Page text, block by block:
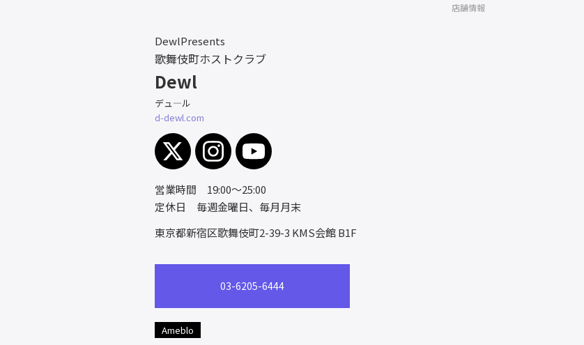
店舗情報
DewlPresents
歌舞伎町ホストクラブ
Dewl
デュ―ル
d-dewl.com
営業時間 19:00～25:00
定休日 毎週金曜日、毎月月末
東京都新宿区歌舞伎町2-39-3 KMS会館 B1F
03-6205-6444
Ameblo